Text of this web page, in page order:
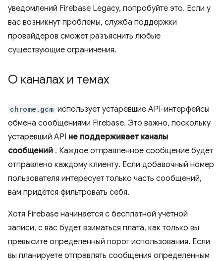
уведомлений Firebase Legacy, попробуйте это. Если у
вас возникнут проблемы, служба поддержки
провайдеров сможет разъяснить любые
существующие ограничения.
О каналах и темах
chrome.gcm использует устаревшие API-интерфейсы
обмена сообщениями Firebase. Это важно, поскольку
устаревший API не поддерживает каналы
сообщений . Каждое отправленное сообщение будет
отправлено каждому клиенту. Если добавочный номер
пользователя интересует только часть сообщений,
вам придется фильтровать себя.
Хотя Firebase начинается с бесплатной учетной
записи, с вас будет взиматься плата, как только вы
превысите определенный порог использования. Если
вы планируете отправлять сообщения определенным